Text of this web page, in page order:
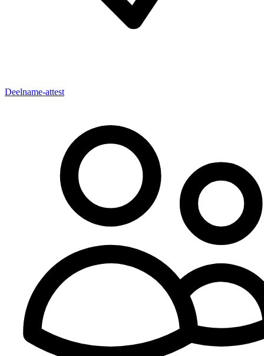
Deelname-attest